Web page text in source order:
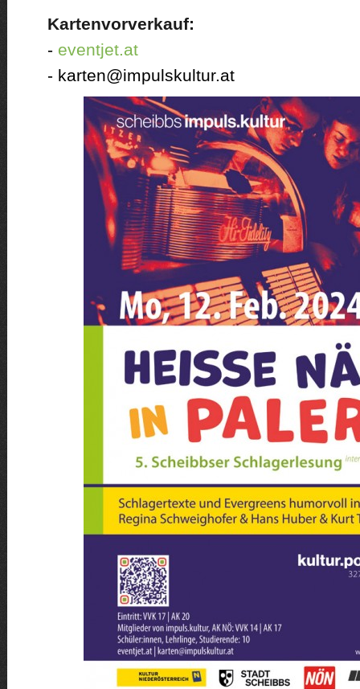
Kartenvorverkauf:
- eventjet.at
- karten@impulskultur.at